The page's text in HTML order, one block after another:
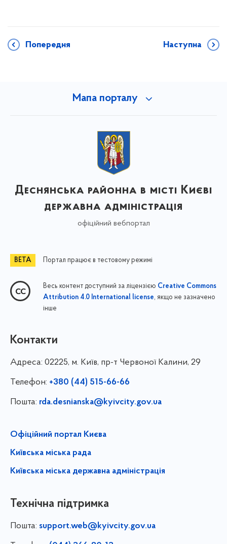
Попередня Наступна
Мапа порталу
Деснянська районна в місті Києві
державна адміністрація
офіційний вебпортал
Портал працює в тестовому режимі
Весь контент доступний за ліцензією Creative Commons
Attribution 4.0 International license, якщо не зазначено
інше
Контакти
Адреса: 02225, м. Київ, пр-т Червоної Калини, 29
Телефон: +380 (44) 515-66-66
Пошта: rda.desnianska@kyivcity.gov.ua
Офіційний портал Києва
Київська міська рада
Київська міська державна адміністрація
Технічна підтримка
Пошта: support.web@kyivcity.gov.ua